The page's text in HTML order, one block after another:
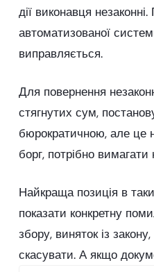
дії виконавця
автоматизованої
виправляється.
Для повернення
стягнутих сум,
бюрократичною, але це
борг, потрібно
Найкраща позиція в
показати конкретну
збору, виняток із
скасувати. А якщо